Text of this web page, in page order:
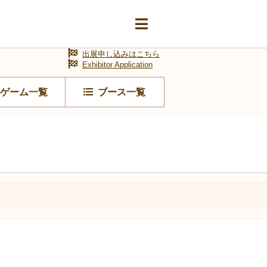
ゲーム一覧 ブース一覧
出展申し込みはこちら
Exhibitor Application